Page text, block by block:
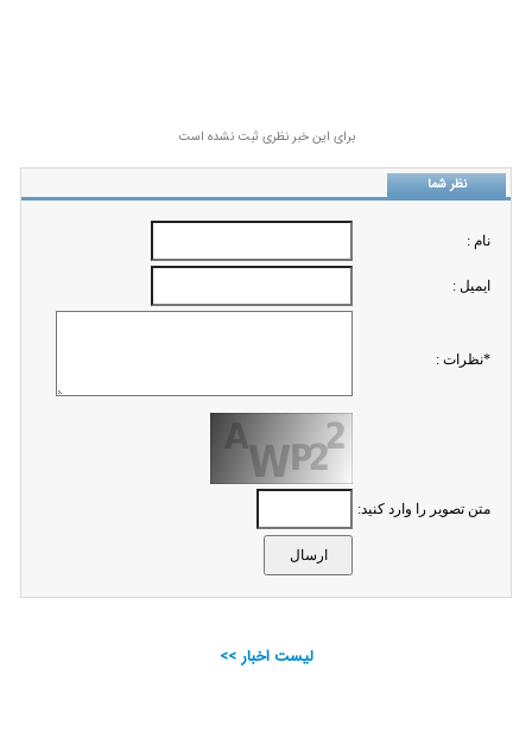
برای این خبر نظری ثبت نشده است
نظر شما
نام :
ايميل :
*نظرات :
متن تصویر را وارد کنید:
لیست اخبار >>